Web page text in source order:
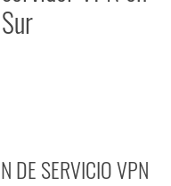
DE SERVICIO VPN